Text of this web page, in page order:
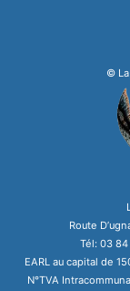
©
Route
Tél: 03
EARL au capital de
N°TVA